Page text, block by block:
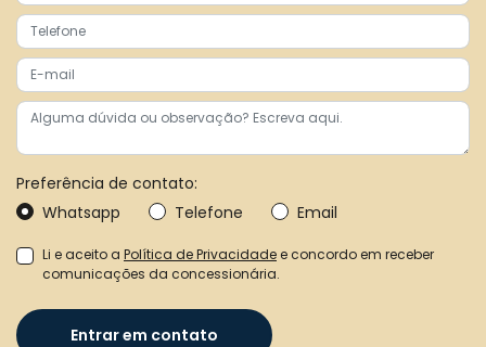
Preferência de contato:
Whatsapp
Telefone Email
Li e aceito a Política de Privacidadee concordo em receber
comunicações da concessionária.
Entrar em contato